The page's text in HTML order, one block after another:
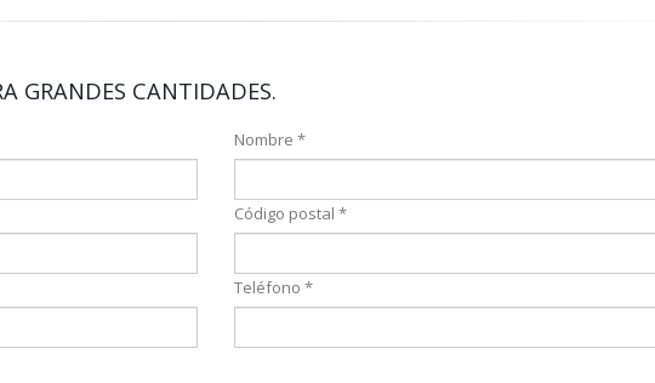
GRANDES CANTIDADES.
Nombre *
Código postal *
Teléfono *